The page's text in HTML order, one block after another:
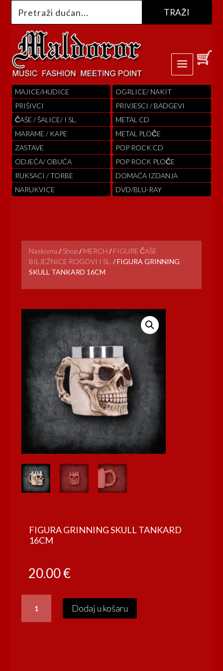
MAJICE/HUDICE
PRIŠIVCI
ČAŠE / ŠALICE/ I SL.
MARAME / KAPE
ZASTAVE
ODJEĆA/ OBUĆA
RUKSACI / TORBE
NARUKVICE
OGRLICE/ NAKIT
PRIVJESCI / BADGEVI
METAL CD
METAL PLOČE
POP ROCK CD
POP ROCK PLOČE
DOMAĆA IZDANJA
DVD/BLU-RAY
Naslovna / Shop/ MERCH / FIGURE ČAŠE
BILJEŽNICE ROGOVI I SL. /FIGURA GRINNING
SKULL TANKARD 16CM
FIGURA GRINNING SKULL TANKARD
16CM
20.00€
GRINNING
SKULL
Dodaj u košaru